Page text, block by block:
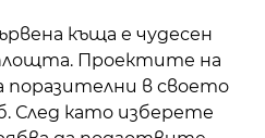
къща е чудесен
Проектите на
поразителни в своето
След като изберете